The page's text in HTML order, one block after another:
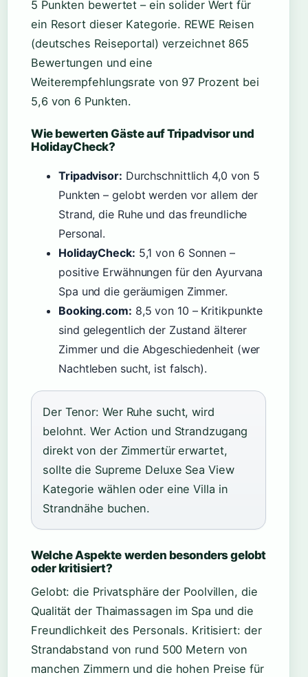
5 Punkten bewertet – ein solider Wert für
ein Resort dieser Kategorie. REWE Reisen
(deutsches Reiseportal) verzeichnet 865
Bewertungen und eine
Weiterempfehlungsrate von 97 Prozent bei
5,6 von 6 Punkten.
Wie bewerten Gäste auf Tripadvisor und
HolidayCheck?
Tripadvisor: Durchschnittlich 4,0 von 5
Punkten – gelobt werden vor allem der
Strand, die Ruhe und das freundliche
Personal.
HolidayCheck: 5,1 von 6 Sonnen –
positive Erwähnungen für den Ayurvana
Spa und die geräumigen Zimmer.
Booking.com: 8,5 von 10 – Kritikpunkte
sind gelegentlich der Zustand älterer
Zimmer und die Abgeschiedenheit (wer
Nachtleben sucht, ist falsch).
Der Tenor: Wer Ruhe sucht, wird
belohnt. Wer Action und Strandzugang
direkt von der Zimmertür erwartet,
sollte die Supreme Deluxe Sea View
Kategorie wählen oder eine Villa in
Strandnähe buchen.
Welche Aspekte werden besonders gelobt
oder kritisiert?
Gelobt: die Privatsphäre der Poolvillen, die
Qualität der Thaimassagen im Spa und die
Freundlichkeit des Personals. Kritisiert: der
Strandabstand von rund 500 Metern von
manchen Zimmern und die hohen Preise für